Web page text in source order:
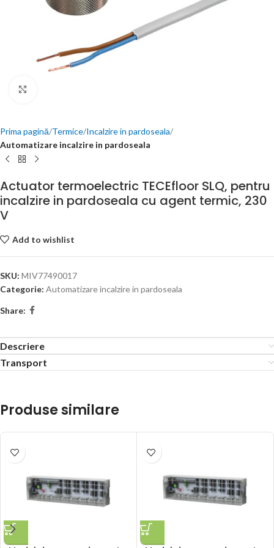
Prima pagină Termice Incalzire in pardoseala
Automatizare incalzire in pardoseala
Actuator termoelectric TECEfloor SLQ, pentru
incalzire in pardoseala cu agent termic, 230
V
Add to wishlist
SKU: MIV77490017
Categorie: Automatizare incalzire in pardoseala
Share:
Descriere
Transport
Produse similare